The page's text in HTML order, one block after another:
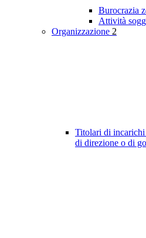
Burocrazia
Attività
Organizzazione 2
Titolari di
di direzione o di